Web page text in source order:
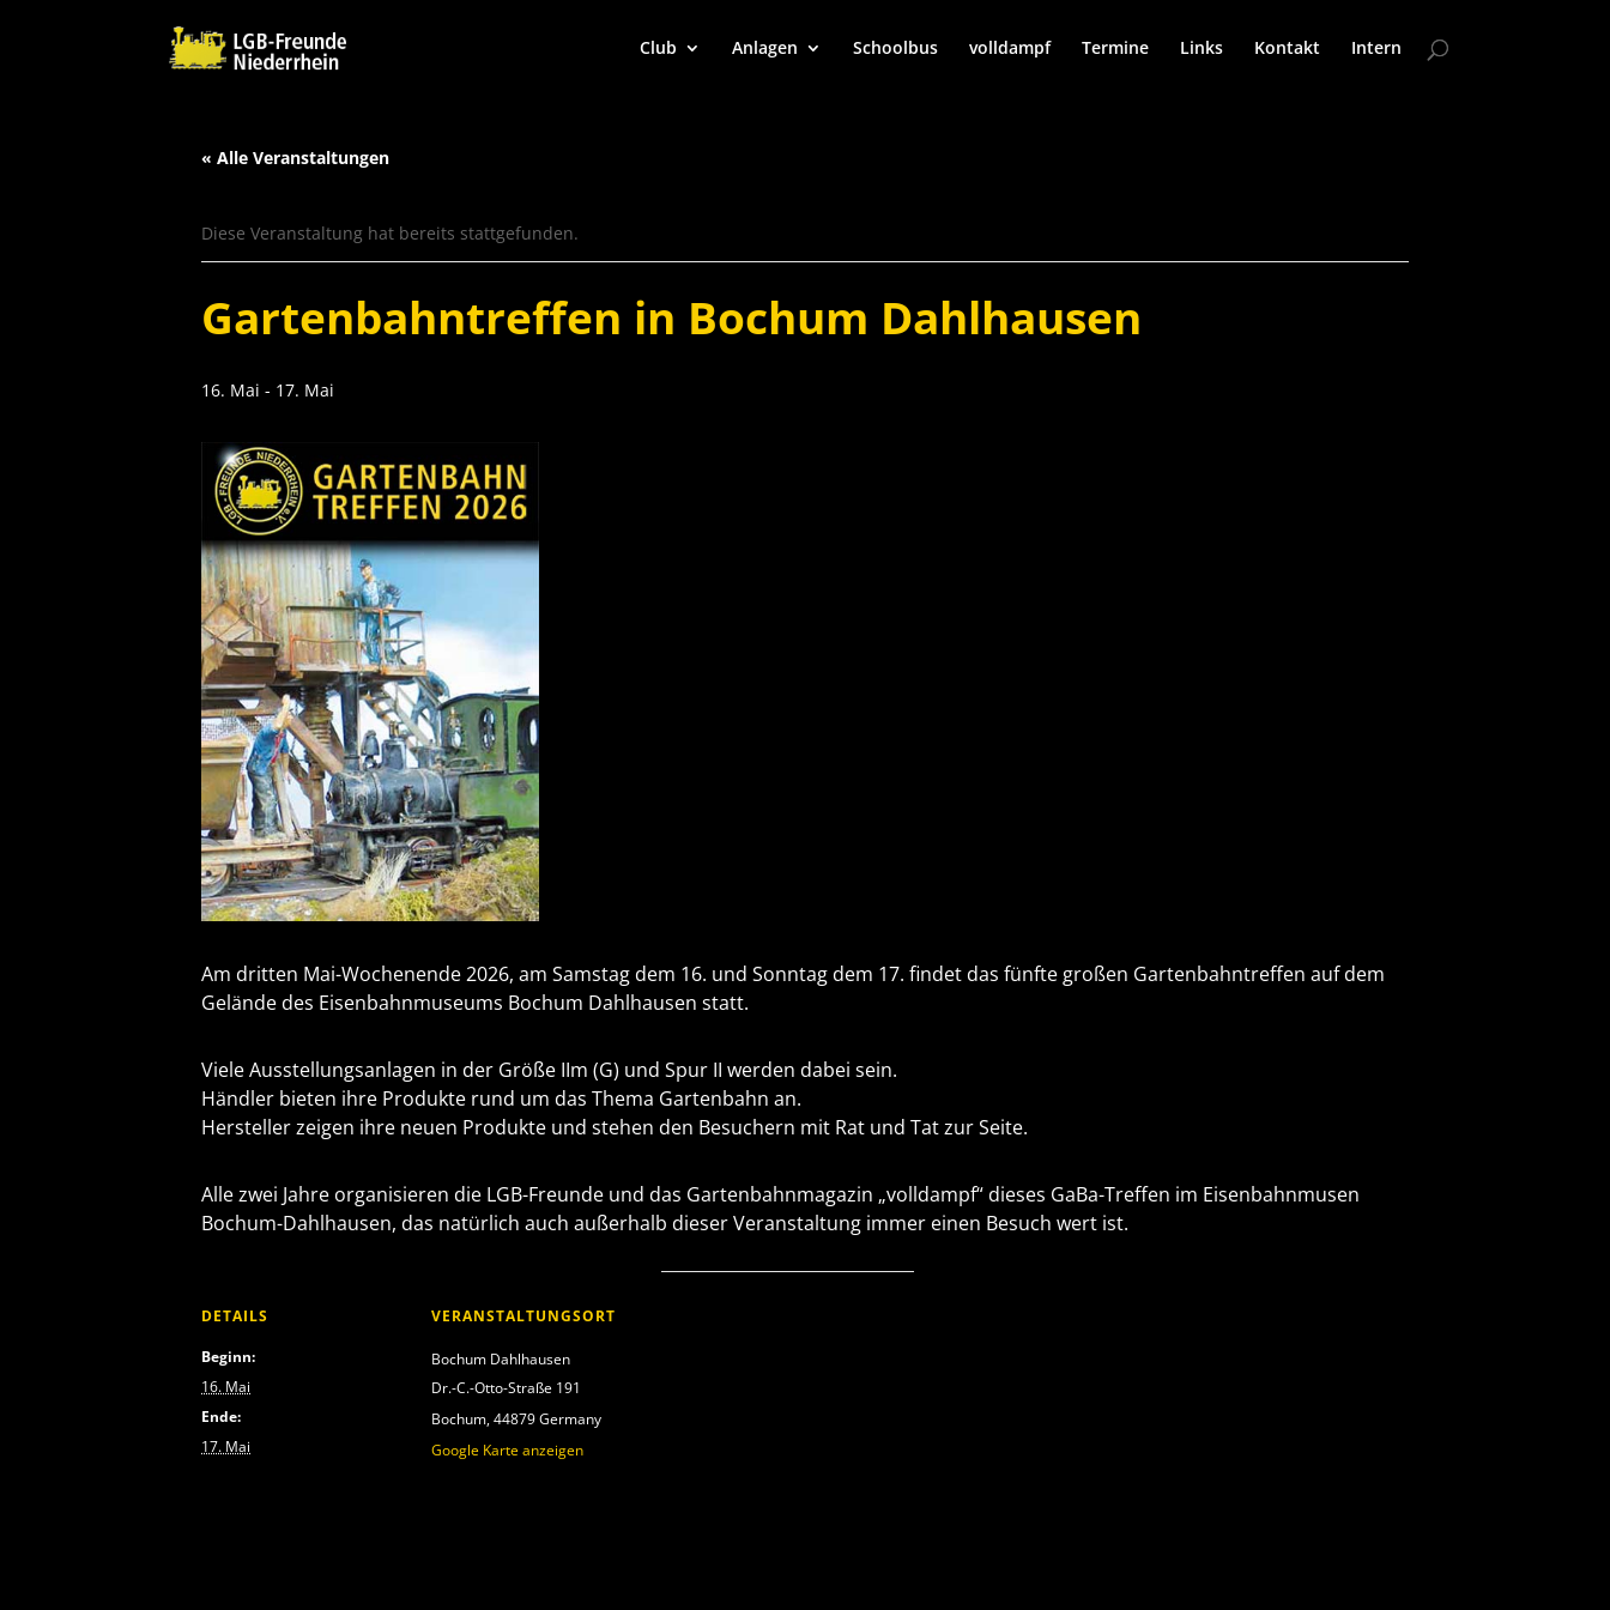
Club Anlagen Schoolbus volldampf Termine Links Kontakt Intern
« Alle Veranstaltungen
Diese Veranstaltung hat bereits stattgefunden.
Gartenbahntreffen in Bochum Dahlhausen
16. Mai - 17. Mai
Am dritten Mai-Wochenende 2026, am Samstag dem 16. und Sonntag dem 17. findet das fünfte großen Gartenbahntreffen auf dem
Gelände des Eisenbahnmuseums Bochum Dahlhausen statt.
Viele Ausstellungsanlagen in der Größe IIm (G) und Spur II werden dabei sein.
Händler bieten ihre Produkte rund um das Thema Gartenbahn an.
Hersteller zeigen ihre neuen Produkte und stehen den Besuchern mit Rat und Tat zur Seite.
Alle zwei Jahre organisieren die LGB-Freunde und das Gartenbahnmagazin „volldampf“ dieses GaBa-Treffen im Eisenbahnmusen
Bochum-Dahlhausen, das natürlich auch außerhalb dieser Veranstaltung immer einen Besuch wert ist.
DETAILS
Beginn:
16. Mai
Ende:
17. Mai
VERANSTALTUNGSORT
Bochum Dahlhausen
Dr.-C.-Otto-Straße 191
Bochum,44879Germany
Google Karte anzeigen